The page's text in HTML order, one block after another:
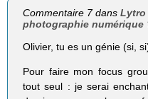
Commentaire 7 dansLytro
photographie numérique
Olivier, tu es un génie (si,
Pour faire mon focus
tout seul : je serai